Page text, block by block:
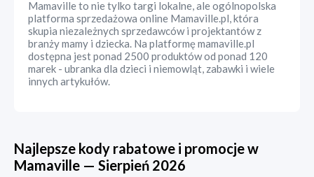
Mamaville to nie tylko targi lokalne, ale ogólnopolska
platforma sprzedażowa online Mamaville.pl, która
skupia niezależnych sprzedawców i projektantów z
branży mamy i dziecka. Na platformę mamaville.pl
dostępna jest ponad 2500 produktów od ponad 120
marek - ubranka dla dzieci i niemowląt, zabawki i wiele
innych artykułów.
Najlepsze kody rabatowe i promocje w
Mamaville — Sierpień 2026